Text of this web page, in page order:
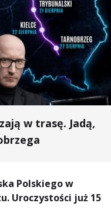
w trasę. Jadą,
Polskiego w
Uroczystości już 15